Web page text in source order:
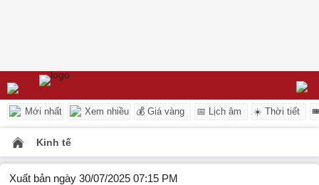
Mới nhất Xem nhiều 💰 Giá vàng 📅 Lịch âm ☀️ Thời tiết
Kinh tế
Xuất bản ngày 30/07/2025 07:15 PM